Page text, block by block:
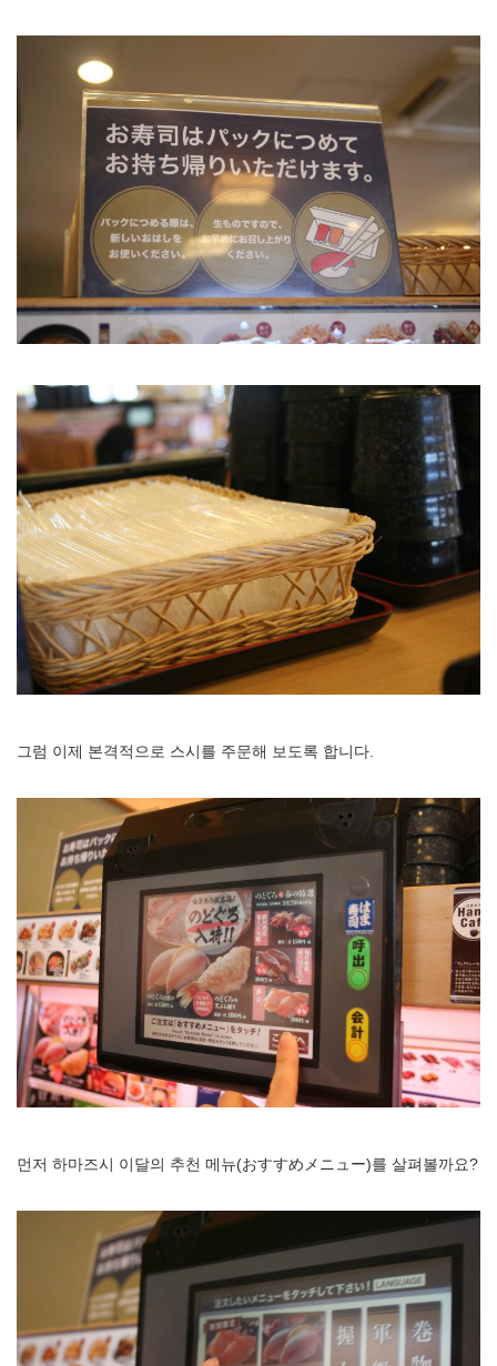
그럼 이제 본격적으로 스시를 주문해 보도록 합니다.
먼저 하마즈시 이달의 추천 메뉴(おすすめメニュー)를 살펴볼까요?